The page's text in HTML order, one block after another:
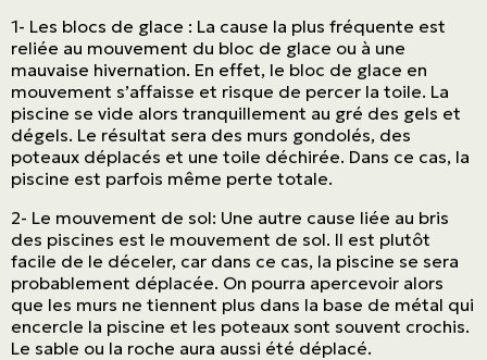
1- Les blocs de glace : La cause la plus fréquente est
reliée au mouvement du bloc de glace ou à une
mauvaise hivernation. En effet, le bloc de glace en
mouvement s’affaisse et risque de percer la toile. La
piscine se vide alors tranquillement au gré des gels et
dégels. Le résultat sera des murs gondolés, des
poteaux déplacés et une toile déchirée. Dans ce cas, la
piscine est parfois même perte totale.
2- Le mouvement de sol: Une autre cause liée au bris
des piscines est le mouvement de sol. Il est plutôt
facile de le déceler, car dans ce cas, la piscine se sera
probablement déplacée. On pourra apercevoir alors
que les murs ne tiennent plus dans la base de métal qui
encercle la piscine et les poteaux sont souvent crochis.
Le sable ou la roche aura aussi été déplacé.